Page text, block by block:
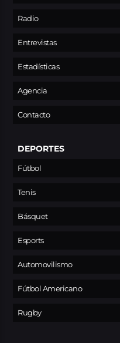
Radio
Entrevistas
Estadísticas
Agencia
Contacto
DEPORTES
Fútbol
Tenis
Básquet
Esports
Automovilismo
Fútbol Americano
Rugby